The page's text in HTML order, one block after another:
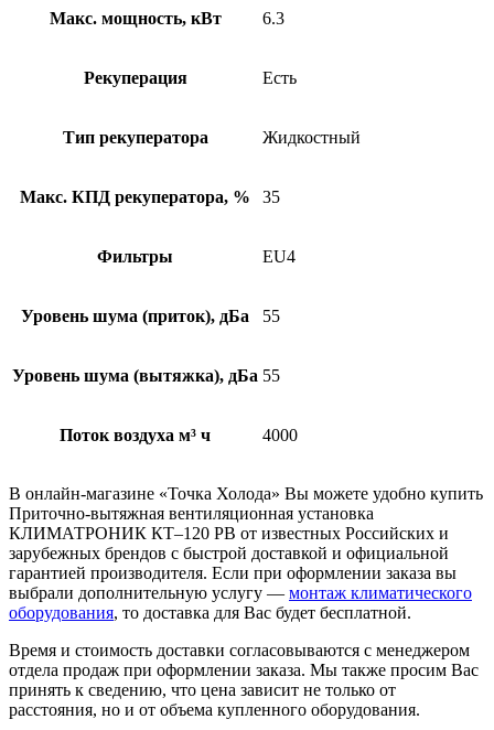
Макс. мощность, кВт 6.3
Рекуперация Есть
Тип рекуператора Жидкостный
Макс. КПД рекуператора, % 35
Фильтры EU4
Уровень шума (приток), дБа 55
Уровень шума (вытяжка), дБа 55
Поток воздуха м³ ч 4000
В онлайн-магазине «Точка Холода» Вы можете удобно купить
Приточно-вытяжная вентиляционная установка
КЛИМАТРОНИК КТ–120 РВ от известных Российских и
зарубежных брендов с быстрой доставкой и официальной
гарантией производителя. Если при оформлении заказа вы
выбрали дополнительную услугу — монтаж климатического
оборудования, то доставка для Вас будет бесплатной.
Время и стоимость доставки согласовываются с менеджером
отдела продаж при оформлении заказа. Мы также просим Вас
принять к сведению, что цена зависит не только от
расстояния, но и от объема купленного оборудования.